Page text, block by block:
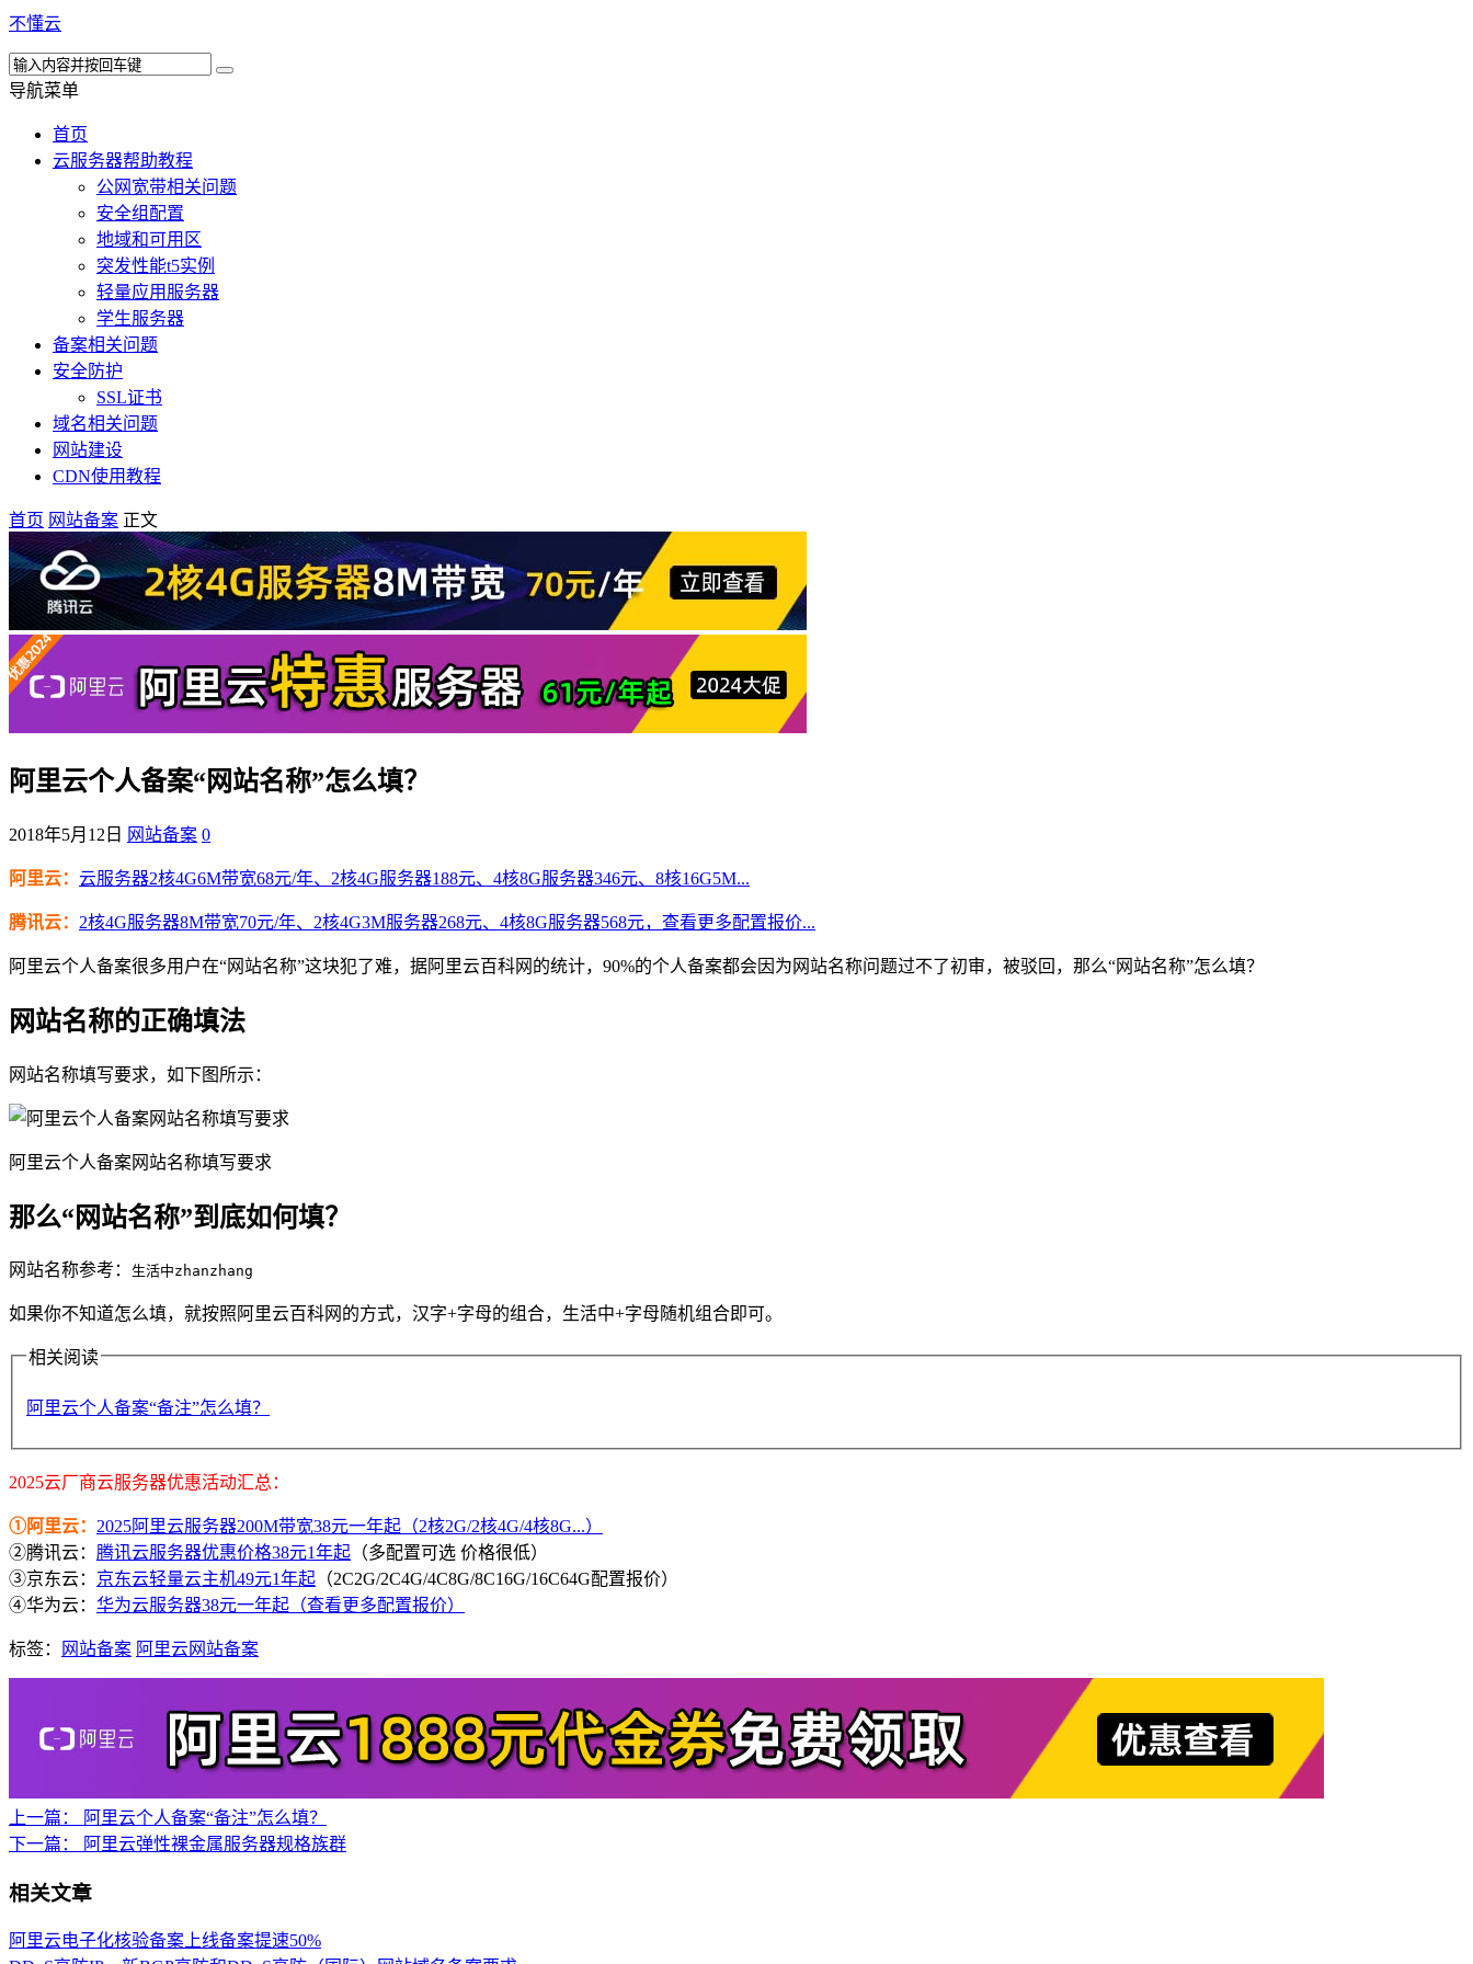
不懂云
导航菜单
首页
云服务器帮助教程
公网宽带相关问题
安全组配置
地域和可用区
突发性能t5实例
轻量应用服务器
学生服务器
备案相关问题
安全防护
SSL证书
域名相关问题
网站建设
CDN使用教程
首页 网站备案 正文
阿里云个人备案“网站名称”怎么填？
2018年5月12日 网站备案 0
阿里云： 云服务器2核4G6M带宽68元/年、2核4G服务器188元、4核8G服务器346元、8核16G5M...
腾讯云： 2核4G服务器8M带宽70元/年、2核4G3M服务器268元、4核8G服务器568元，查看更多配置报价...
阿里云个人备案很多用户在“网站名称”这块犯了难，据阿里云百科网的统计，90%的个人备案都会因为网站名称问题过不了初审，被驳回，那么“网站名称”怎么填？
网站名称的正确填法
网站名称填写要求，如下图所示：
阿里云个人备案网站名称填写要求
那么“网站名称”到底如何填？
网站名称参考： 生活中zhanzhang
如果你不知道怎么填，就按照阿里云百科网的方式，汉字+字母的组合，生活中+字母随机组合即可。
相关阅读
阿里云个人备案“备注”怎么填？
2025云厂商云服务器优惠活动汇总：
①阿里云： 2025阿里云服务器200M带宽38元一年起（2核2G/2核4G/4核8G...）
②腾讯云： 腾讯云服务器优惠价格38元1年起 （多配置可选 价格很低）
③京东云： 京东云轻量云主机49元1年起 （2C2G/2C4G/4C8G/8C16G/16C64G配置报价）
④华为云： 华为云服务器38元一年起（查看更多配置报价）
标签： 网站备案 阿里云网站备案
上一篇：
阿里云个人备案“备注”怎么填？
下一篇：
阿里云弹性裸金属服务器规格族群
相关文章
阿里云电子化核验备案上线备案提速50%